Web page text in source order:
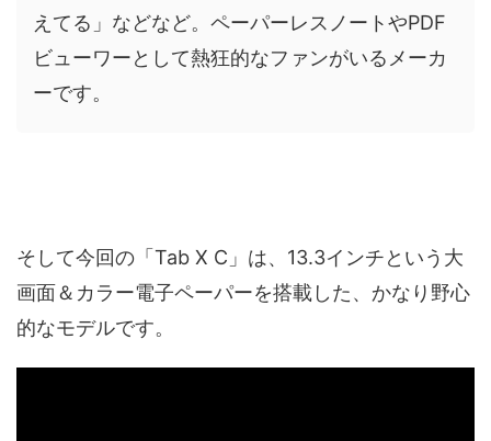
えてる」などなど。ペーパーレスノートやPDF
ビューワーとして熱狂的なファンがいるメーカ
ーです。
そして今回の「Tab X C」は、13.3インチという大
画面＆カラー電子ペーパーを搭載した、かなり野心
的なモデルです。